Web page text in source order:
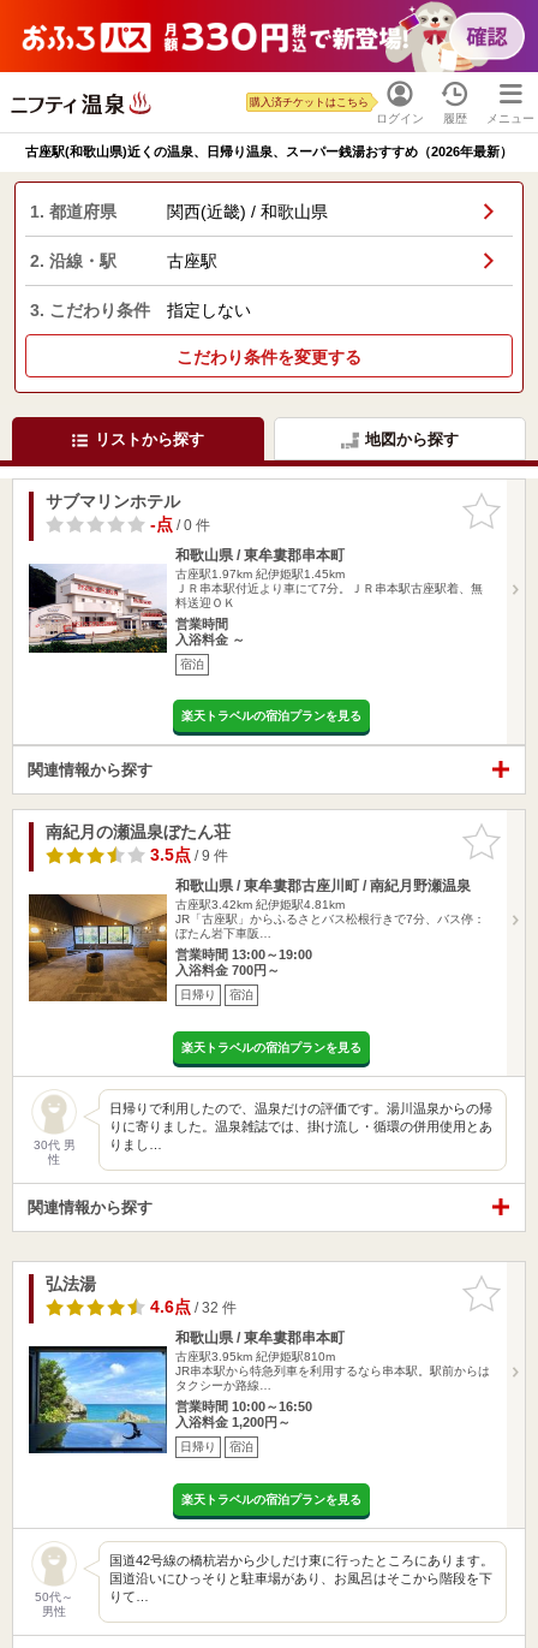
ログイン
購入済チケットはこちら
履歴 メニュー
古座駅(和歌山県)近くの温泉、日帰り温泉、スーパー銭湯おすすめ（2026年最新）
1. 都道府県 関西(近畿) / 和歌山県
2. 沿線・駅 古座駅
3. こだわり条件 指定しない
こだわり条件を変更する
リストから探す 地図から探す
お気に入
りに追加
サブマリンホテル
-点/ 0 件
和歌山県 / 東牟婁郡串本町
古座駅1.97km 紀伊姫駅1.45km
ＪＲ串本駅付近より車にて7分。ＪＲ串本駅古座駅着、無
料送迎ＯＫ
営業時間
入浴料金 ～
宿泊
楽天トラベルの宿泊プランを見る
関連情報から探す
お気に入
りに追加
南紀月の瀬温泉ぼたん荘
3.5点/ 9 件
和歌山県 / 東牟婁郡古座川町 / 南紀月野瀬温泉
古座駅3.42km 紀伊姫駅4.81km
JR「古座駅」からふるさとバス松根行きで7分、バス停：
ぼたん岩下車阪…
営業時間 13:00～19:00
入浴料金 700円～
日帰り 宿泊
楽天トラベルの宿泊プランを見る
30代 男
性
日帰りで利用したので、温泉だけの評価です。湯川温泉からの帰
りに寄りました。温泉雑誌では、掛け流し・循環の併用使用とあ
りまし…
関連情報から探す
お気に入
りに追加
弘法湯
4.6点/ 32 件
和歌山県 / 東牟婁郡串本町
古座駅3.95km 紀伊姫駅810m
JR串本駅から特急列車を利用するなら串本駅。駅前からは
タクシーか路線…
営業時間 10:00～16:50
入浴料金 1,200円～
日帰り 宿泊
楽天トラベルの宿泊プランを見る
50代～
男性
国道42号線の橋杭岩から少しだけ東に行ったところにあります。
国道沿いにひっそりと駐車場があり、お風呂はそこから階段を下
りて…